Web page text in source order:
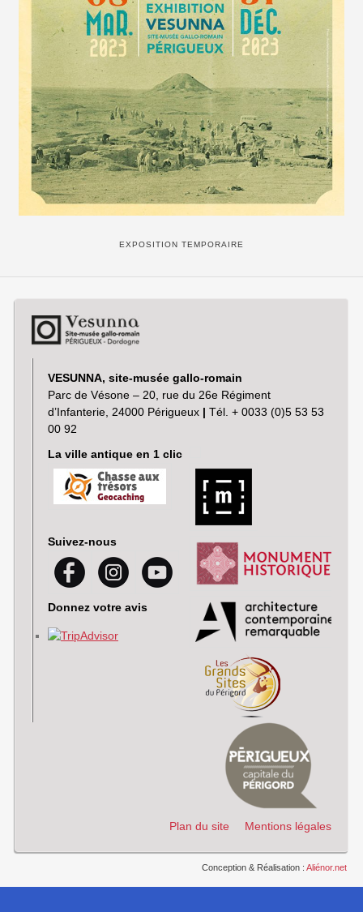
EXPOSITION TEMPORAIRE
VESUNNA, site-musée gallo-romain
Parc de Vésone – 20, rue du 26e Régiment
d’Infanterie, 24000 Périgueux | Tél. + 0033 (0)5 53 53
00 92
La ville antique en 1 clic
Suivez-nous
Donnez votre avis
Plan du site Mentions légales
Conception & Réalisation : Aliénor.net